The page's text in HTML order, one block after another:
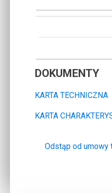
DOKUMENTY
KARTA TECHNICZNA
KARTA
Odstąp od umowy